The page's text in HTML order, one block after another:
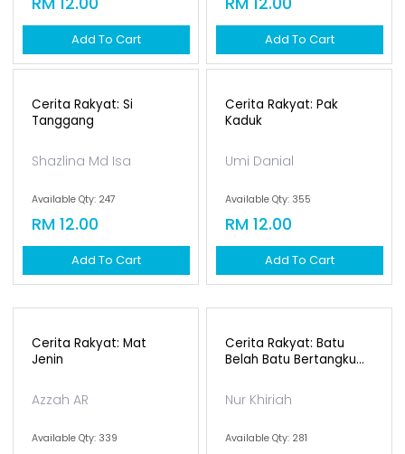
Cerita Rakyat : Puteri
Dayang Senandung
Shazlina Md Isa
RM 12.00
Add To Cart
Cerita Rakyat : Bawang
Merah Bawang Puti...
Umi Danial
RM 12.00
Add To Cart
Cerita Rakyat: Si
Tanggang
Available Qty: 247
RM 12.00
Cerita Rakyat: Pak
Kaduk
Available Qty: 355
RM 12.00